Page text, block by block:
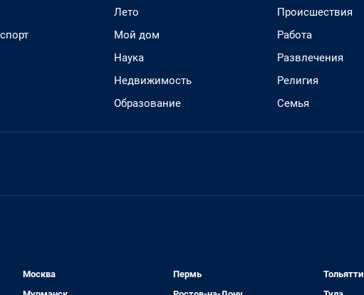
Лето
Мой дом
Наука
Недвижимость
Образование
Происшествия
Работа
Развлечения
Религия
Семья
Москва
Пермь
Тольятти